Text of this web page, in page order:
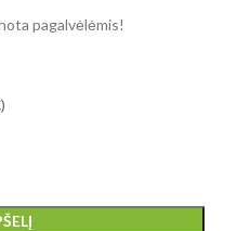
pagalvėlėmis!